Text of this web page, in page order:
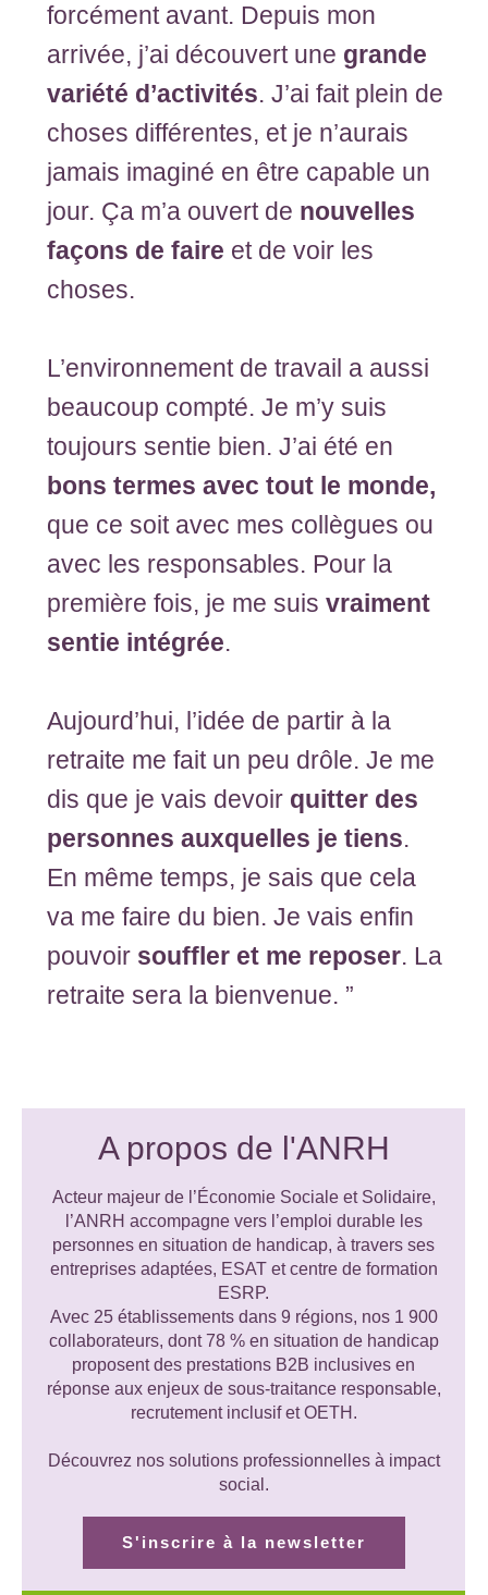
forcément avant. Depuis mon
arrivée, j’ai découvert une grande
variété d’activités. J’ai fait plein de
choses différentes, et je n’aurais
jamais imaginé en être capable un
jour. Ça m’a ouvert de nouvelles
façons de faire et de voir les
choses.
L’environnement de travail a aussi
beaucoup compté. Je m’y suis
toujours sentie bien. J’ai été en
bons termes avec tout le monde,
que ce soit avec mes collègues ou
avec les responsables. Pour la
première fois, je me suis vraiment
sentie intégrée.
Aujourd’hui, l’idée de partir à la
retraite me fait un peu drôle. Je me
dis que je vais devoir quitter des
personnes auxquelles je tiens.
En même temps, je sais que cela
va me faire du bien. Je vais enfin
pouvoir souffler et me reposer. La
retraite sera la bienvenue. ”
A propos de l'ANRH
Acteur majeur de l’Économie Sociale et Solidaire,
l’ANRH accompagne vers l’emploi durable les
personnes en situation de handicap, à travers ses
entreprises adaptées, ESAT et centre de formation
ESRP.
Avec 25 établissements dans 9 régions, nos 1 900
collaborateurs, dont 78 % en situation de handicap
proposent des prestations B2B inclusives en
réponse aux enjeux de sous-traitance responsable,
recrutement inclusif et OETH.
Découvrez nos solutions professionnelles à impact
social.
S'inscrire à la newsletter